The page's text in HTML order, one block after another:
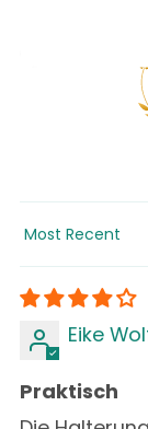
Sort by
Eike
Praktisch